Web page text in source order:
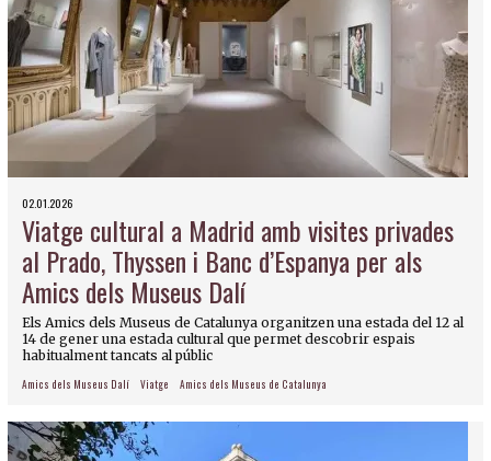
02.01.2026
Viatge cultural a Madrid amb visites privades
al Prado, Thyssen i Banc d’Espanya per als
Amics dels Museus Dalí
Els Amics dels Museus de Catalunya organitzen una estada del 12 al
14 de gener una estada cultural que permet descobrir espais
habitualment tancats al públic
Amics dels Museus Dalí Viatge Amics dels Museus de Catalunya